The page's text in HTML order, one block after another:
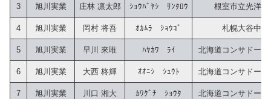
3 旭川実業 庄林 凛太郎 ｼｮｳﾊﾞﾔｼ　ﾘﾝﾀﾛｳ 根室市立光洋中
4 旭川実業 岡村 将吾 ｵｶﾑﾗ　ｼｮｳｺﾞ 札幌大谷中
5 旭川実業 早川 來唯 ﾊﾔｶﾜ　ﾗｲ 北海道コンサドーレ
6 旭川実業 大西 柊輝 ｵｵﾆｼ　ｼｭｳﾄ 北海道コンサドーレ
7 旭川実業 川口 湘大 ｶﾜｸﾞﾁ　ｼｮｳﾀ 北海道コンサドーレ